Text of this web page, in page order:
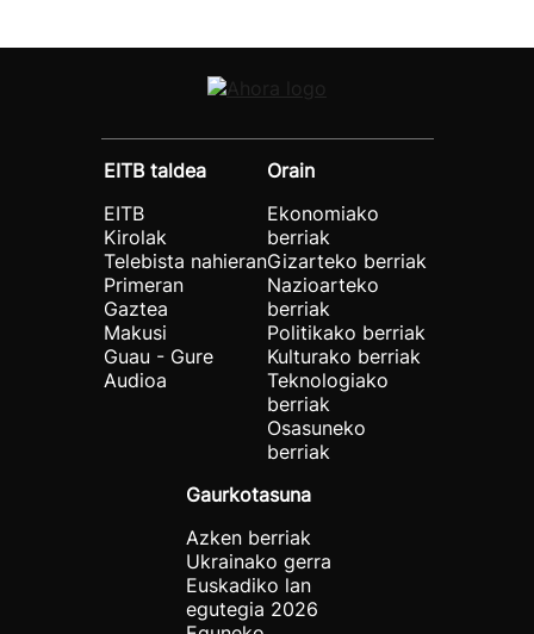
EITB taldea
EITB
Kirolak
Telebista nahieran
Primeran
Gaztea
Makusi
Guau - Gure
Audioa
Orain
Ekonomiako
berriak
Gizarteko berriak
Nazioarteko
berriak
Politikako berriak
Kulturako berriak
Teknologiako
berriak
Osasuneko
berriak
Gaurkotasuna
Azken berriak
Ukrainako gerra
Euskadiko lan
egutegia 2026